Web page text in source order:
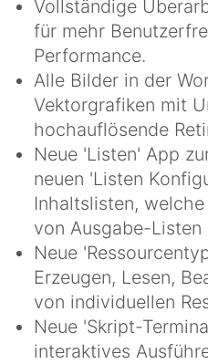
Vollständige
für mehr
Performance.
Alle Bilder in der
Vektorgrafiken mit
hochauflösende
Neue 'Listen' App
neuen 'Listen
Inhaltslisten,
von Ausgabe-Listen
Neue
Erzeugen, Lesen,
von individuellen
Neue 'Skript-
interaktives